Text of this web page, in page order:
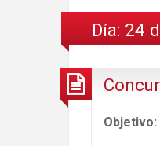
Día: 24
Objetivo: